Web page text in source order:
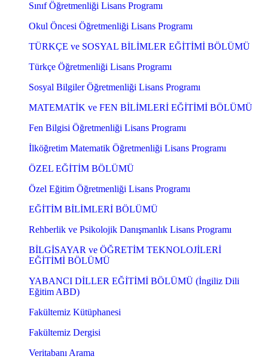
Sınıf Öğretmenliği Lisans Programı
Okul Öncesi Öğretmenliği Lisans Programı
TÜRKÇE ve SOSYAL BİLİMLER EĞİTİMİ BÖLÜMÜ
Türkçe Öğretmenliği Lisans Programı
Sosyal Bilgiler Öğretmenliği Lisans Programı
MATEMATİK ve FEN BİLİMLERİ EĞİTİMİ BÖLÜMÜ
Fen Bilgisi Öğretmenliği Lisans Programı
İlköğretim Matematik Öğretmenliği Lisans Programı
ÖZEL EĞİTİM BÖLÜMÜ
Özel Eğitim Öğretmenliği Lisans Programı
EĞİTİM BİLİMLERİ BÖLÜMÜ
Rehberlik ve Psikolojik Danışmanlık Lisans Programı
BİLGİSAYAR ve ÖĞRETİM TEKNOLOJİLERİ
EĞİTİMİ BÖLÜMÜ
YABANCI DİLLER EĞİTİMİ BÖLÜMÜ (İngiliz Dili
Eğitim ABD)
Fakültemiz Kütüphanesi
Fakültemiz Dergisi
Veritabanı Arama